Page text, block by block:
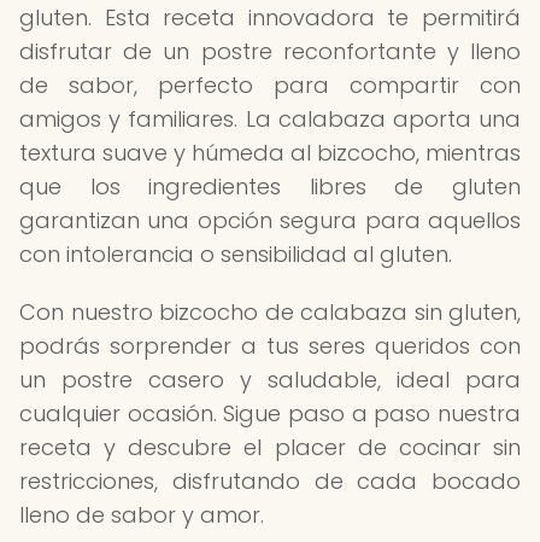
gluten. Esta receta innovadora te permitirá
disfrutar de un postre reconfortante y lleno
de sabor, perfecto para compartir con
amigos y familiares. La calabaza aporta una
textura suave y húmeda al bizcocho, mientras
que los ingredientes libres de gluten
garantizan una opción segura para aquellos
con intolerancia o sensibilidad al gluten.
Con nuestro bizcocho de calabaza sin gluten,
podrás sorprender a tus seres queridos con
un postre casero y saludable, ideal para
cualquier ocasión. Sigue paso a paso nuestra
receta y descubre el placer de cocinar sin
restricciones, disfrutando de cada bocado
lleno de sabor y amor.